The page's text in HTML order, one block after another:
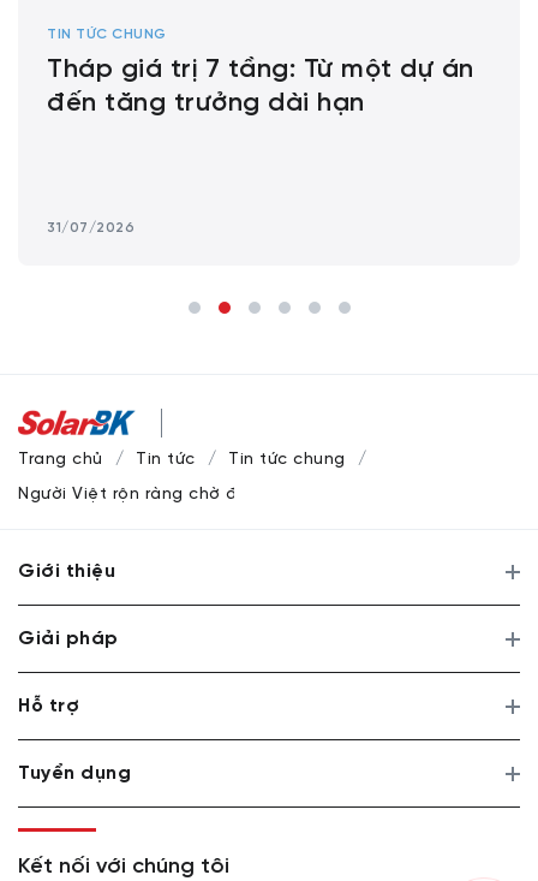
TIN TỨC CHUNG
Tháp giá trị 7 tầng: Từ một dự án
đến tăng trưởng dài hạn
31/07/2026
Trang chủ Tin tức
Tin tức chung
Người Việt rộn ràng chờ đón Giờ Trái đất
Giới thiệu
Giải pháp
Hỗ trợ
Tuyển dụng
Kết nối với chúng tôi